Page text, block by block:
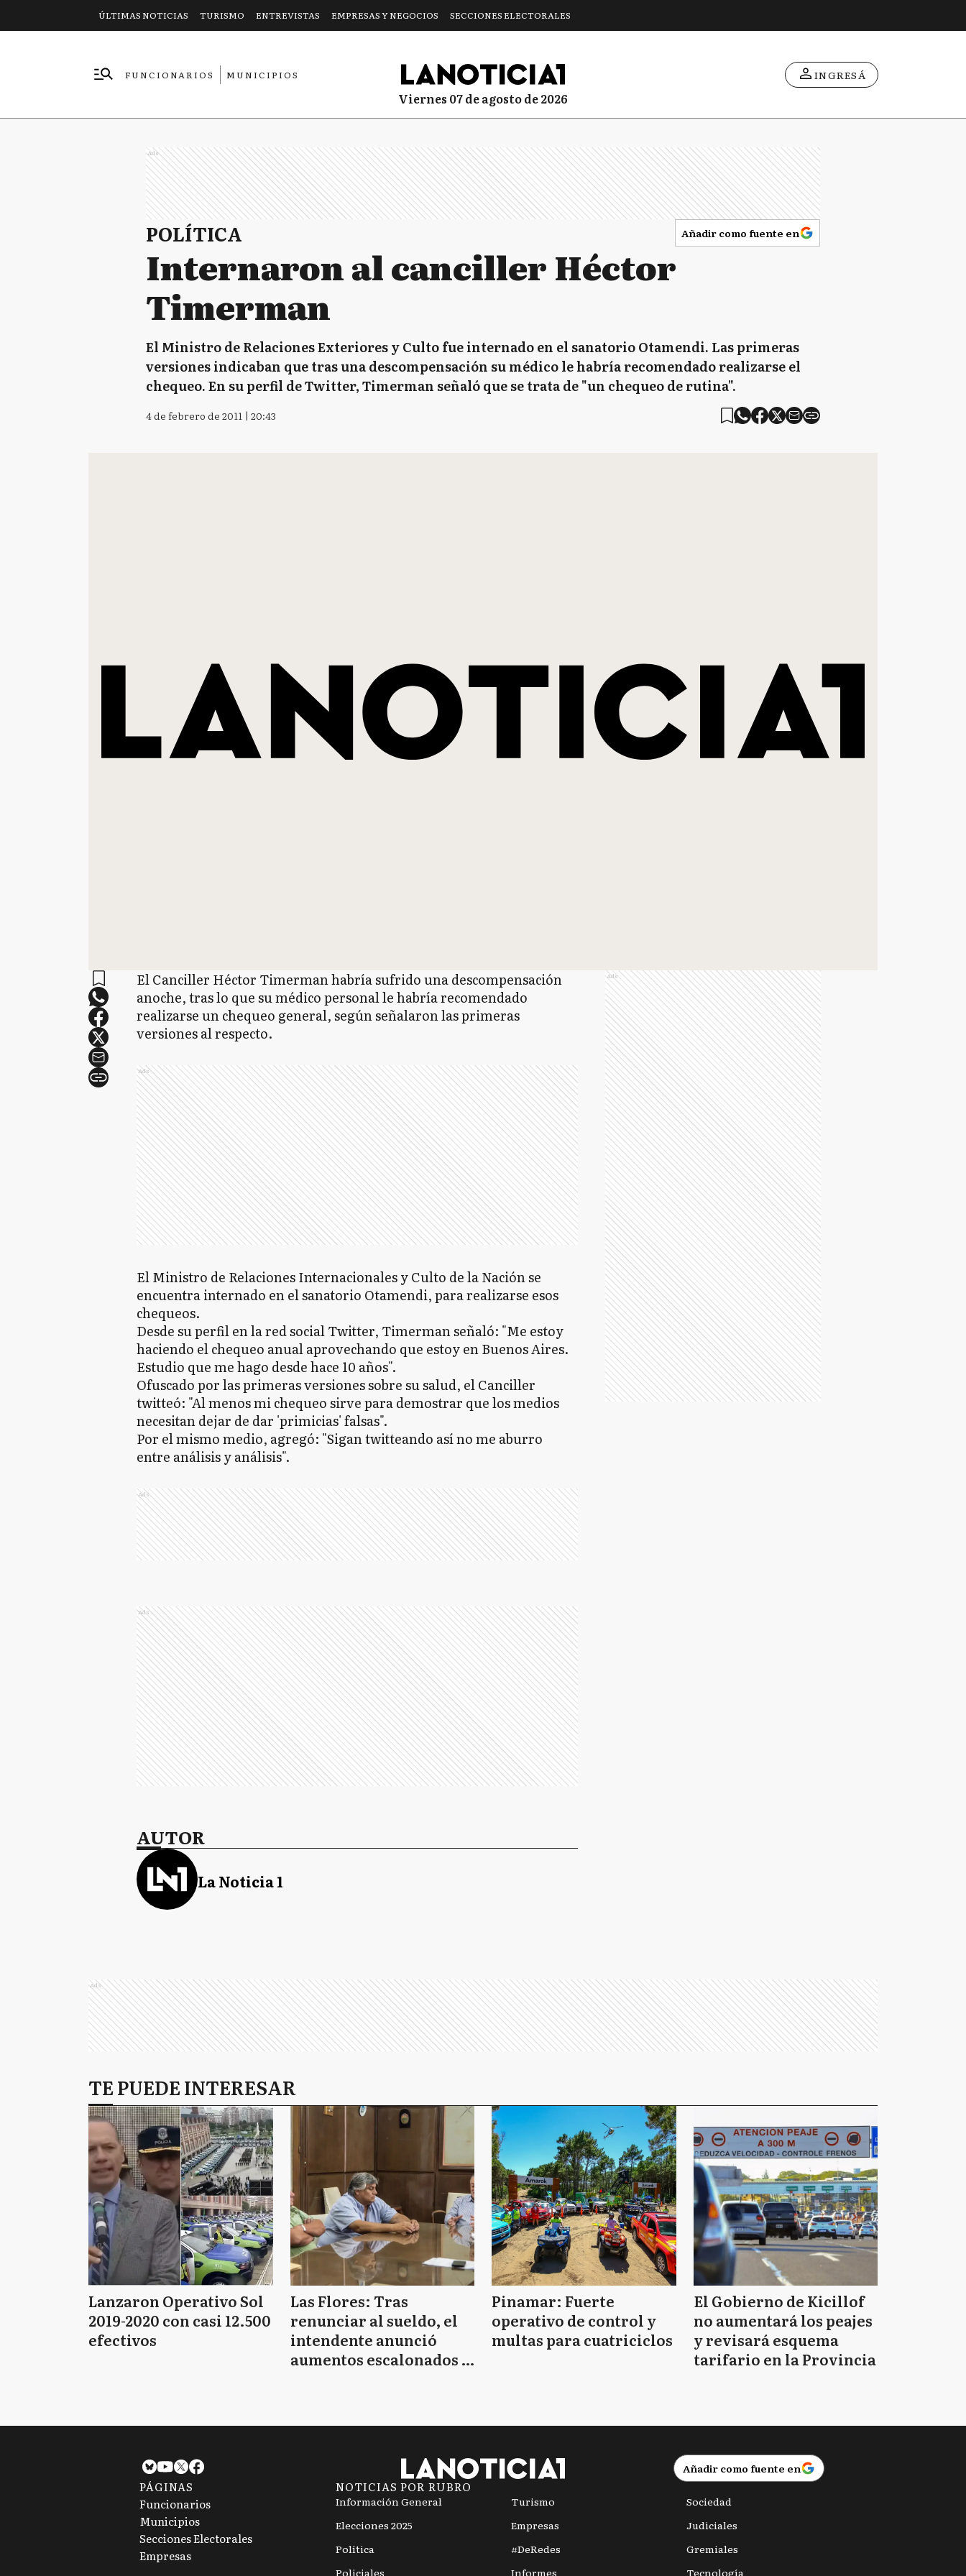
ÚLTIMAS NOTICIAS TURISMO ENTREVISTAS EMPRESAS Y NEGOCIOS SECCIONES ELECTORALES
FUNCIONARIOS
MUNICIPIOS
viernes 07 de agosto de 2026
INGRESÁ
Ads
POLÍTICA Añadir como fuente en
Internaron al canciller Héctor
Timerman
El Ministro de Relaciones Exteriores y Culto fue internado en el sanatorio Otamendi. Las primeras
versiones indicaban que tras una descompensación su médico le habría recomendado realizarse el
chequeo. En su perfil de Twitter, Timerman señaló que se trata de "un chequeo de rutina".
4 de febrero de 2011 | 20:43
El Canciller Héctor Timerman habría sufrido una descompensación
anoche, tras lo que su médico personal le habría recomendado
realizarse un chequeo general, según señalaron las primeras
versiones al respecto.
Ads
El Ministro de Relaciones Internacionales y Culto de la Nación se
encuentra internado en el sanatorio Otamendi, para realizarse esos
chequeos.
Desde su perfil en la red social Twitter, Timerman señaló: "Me estoy
haciendo el chequeo anual aprovechando que estoy en Buenos Aires.
Estudio que me hago desde hace 10 años".
Ofuscado por las primeras versiones sobre su salud, el Canciller
twitteó: "Al menos mi chequeo sirve para demostrar que los medios
necesitan dejar de dar 'primicias' falsas".
Por el mismo medio, agregó: "Sigan twitteando así no me aburro
entre análisis y análisis".
Ads
Ads
AUTOR
La Noticia 1
Ads
Ads
TE PUEDE INTERESAR
Lanzaron Operativo Sol
2019-2020 con casi 12.500
efectivos
Las Flores: Tras
renunciar al sueldo, el
intendente anunció
aumentos escalonados y
Pinamar: Fuerte
operativo de control y
multas para cuatriciclos
El Gobierno de Kicillof
no aumentará los peajes
y revisará esquema
tarifario en la Provincia
Añadir como fuente en
PÁGINAS
Funcionarios
Municipios
Secciones Electorales
Empresas
NOTICIAS POR RUBRO
Información General
Elecciones 2025
Política
Policiales
Turismo
Empresas
#DeRedes
Informes
Sociedad
Judiciales
Gremiales
Tecnología